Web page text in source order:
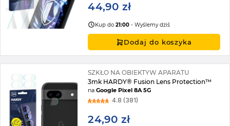
44,90 zł
Kup do21:00 - Wyślemy dziś
Dodaj do koszyka
SZKŁO NA OBIEKTYW APARATU
3mk HARDY® Fusion Lens Protection™
naGoogle Pixel 8A 5G
4.8 (381)
24,90 zł